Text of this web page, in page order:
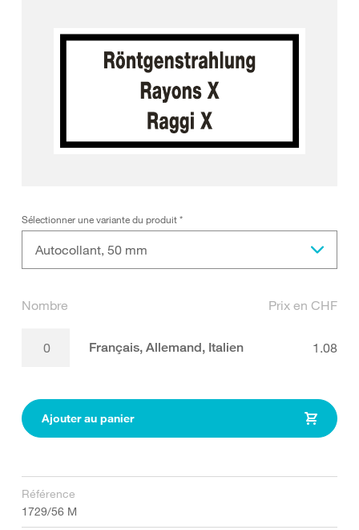
Sélectionner une variante du produit*
Autocollant, 50 mm
Nombre Prix en CHF
Français, Allemand, Italien 1.08
Ajouter au panier
Référence
1729/56 M